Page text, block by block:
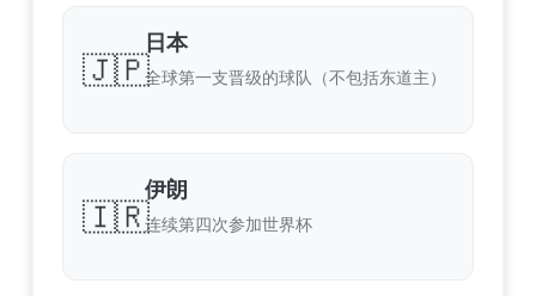
🇯🇵
日本
全球第一支晋级的球队（不包括东道主）
🇮🇷
伊朗
连续第四次参加世界杯